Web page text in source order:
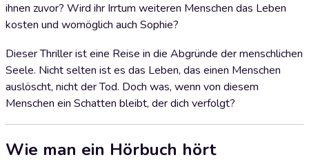
ihnen zuvor? Wird ihr Irrtum weiteren Menschen das Leben
kosten und womöglich auch Sophie?
Dieser Thriller ist eine Reise in die Abgründe der menschlichen
Seele. Nicht selten ist es das Leben, das einen Menschen
auslöscht, nicht der Tod. Doch was, wenn von diesem
Menschen ein Schatten bleibt, der dich verfolgt?
Wie man ein Hörbuch hört